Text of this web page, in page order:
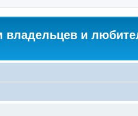
владельцев и